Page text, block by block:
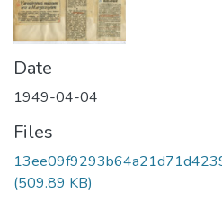
Date
1949-04-04
Files
(509.89 KB)